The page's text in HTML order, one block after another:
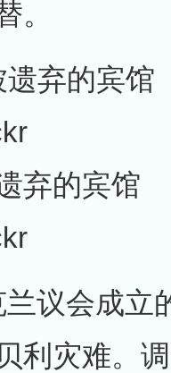
。
弃的宾馆
议会成立
利灾难。